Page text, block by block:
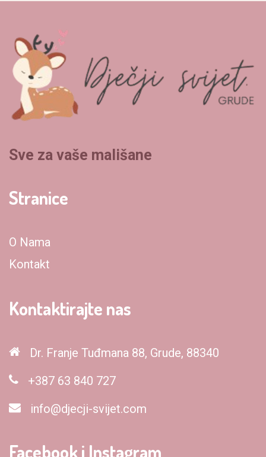
Sve za vaše mališane
Stranice
O Nama
Kontakt
Kontaktirajte nas
Dr. Franje Tuđmana 88, Grude, 88340
+387 63 840 727
info@djecji-svijet.com
Facebook i Instagram